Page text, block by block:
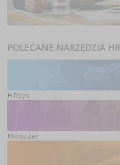
POLECANE NARZĘDZIA HR
HRsys
Motivizer